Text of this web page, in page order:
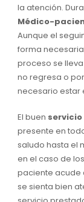
la atención.
Médico-
Aunque el
forma
proceso se
no regresa o
necesario estar
El buen
presente en
saludo hasta el
en el caso de
paciente acude
se sienta bien